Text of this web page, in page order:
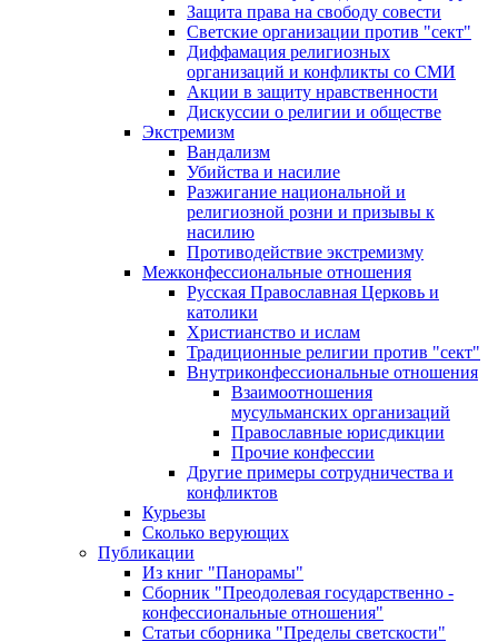
Защита права на свободу совести
Светские организации против "сект"
Диффамация религиозных
организаций и конфликты со СМИ
Акции в защиту нравственности
Дискуссии о религии и обществе
Экстремизм
Вандализм
Убийства и насилие
Разжигание национальной и
религиозной розни и призывы к
насилию
Противодействие экстремизму
Межконфессиональные отношения
Русская Православная Церковь и
католики
Христианство и ислам
Традиционные религии против "сект"
Внутриконфессиональные отношения
Взаимоотношения
мусульманских организаций
Православные юрисдикции
Прочие конфессии
Другие примеры сотрудничества и
конфликтов
Курьезы
Сколько верующих
Публикации
Из книг "Панорамы"
Сборник "Преодолевая государственно -
конфессиональные отношения"
Статьи сборника "Пределы светскости"